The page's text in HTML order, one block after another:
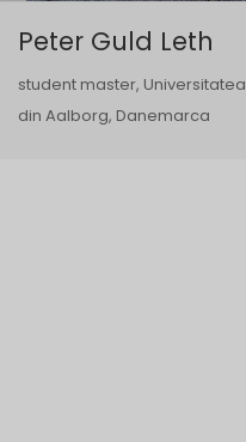
Peter Guld Leth
student master, Universitatea
din Aalborg, Danemarca